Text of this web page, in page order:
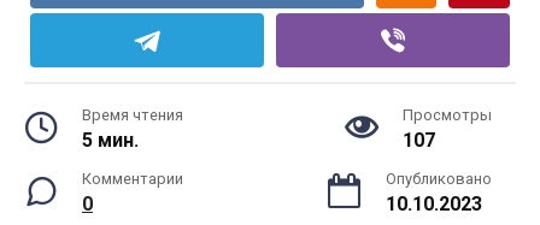
Время чтения
5 мин.
Просмотры
107
Комментарии
0
Опубликовано
10.10.2023